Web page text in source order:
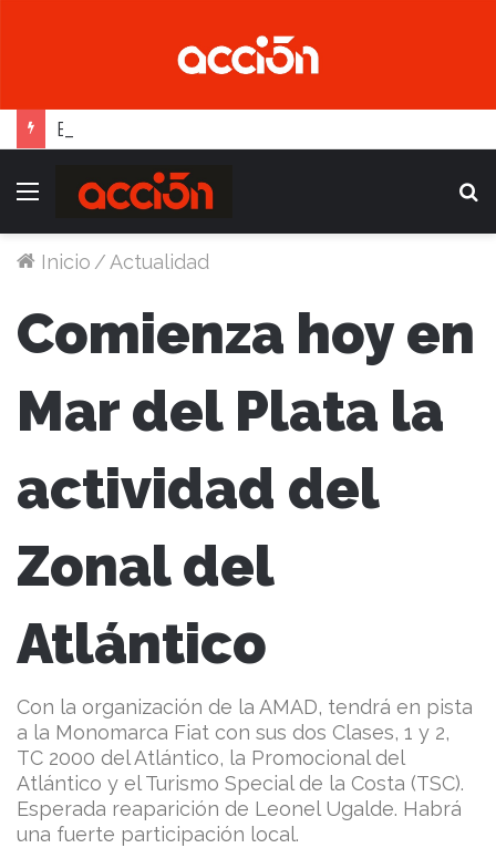
Menú
Inicio /Actualidad
Comienza hoy en
Mar del Plata la
actividad del
Zonal del
Atlántico
Con la organización de la AMAD, tendrá en pista
a la Monomarca Fiat con sus dos Clases, 1 y 2,
TC 2000 del Atlántico, la Promocional del
Atlántico y el Turismo Special de la Costa (TSC).
Esperada reaparición de Leonel Ugalde. Habrá
una fuerte participación local.